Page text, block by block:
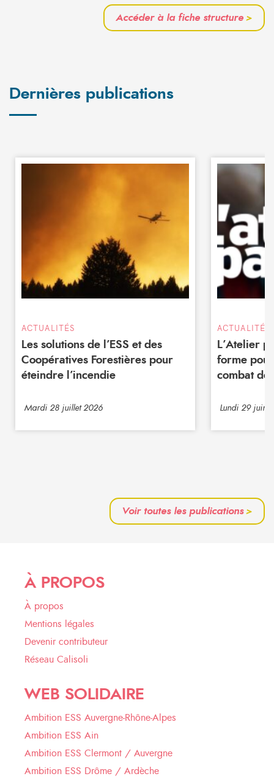
Accéder à la fiche structure>
Dernières publications
ACTUALITÉS
Les solutions de l’ESS et des
Coopératives Forestières pour
éteindre l’incendie
Mardi 28 juillet 2026
ACTUALITÉS
L’Atelier
forme
combat de
Lundi 29 juin
Voir toutes les publications>
À PROPOS
À propos
Mentions légales
Devenir contributeur
Réseau Calisoli
WEB SOLIDAIRE
Ambition ESS Auvergne-Rhône-Alpes
Ambition ESS Ain
Ambition ESS Clermont / Auvergne
Ambition ESS Drôme / Ardèche